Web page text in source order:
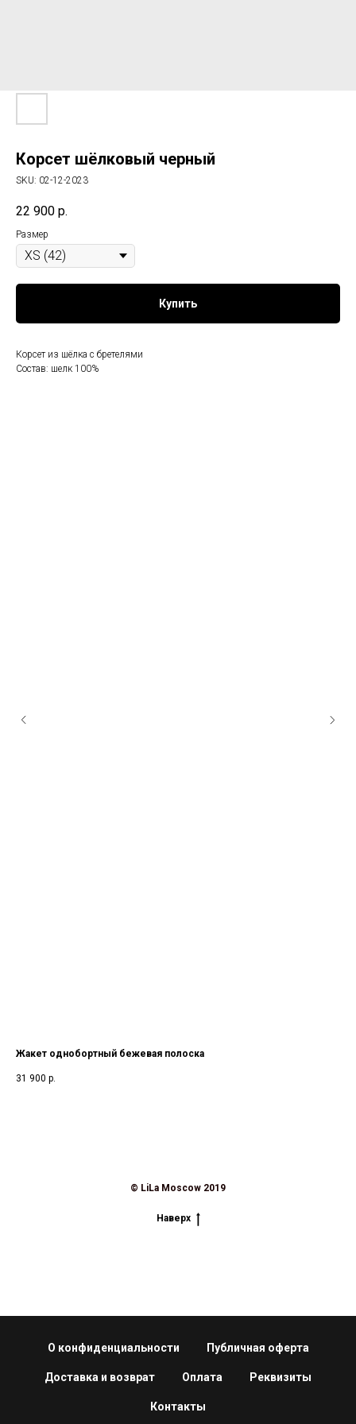
Корсет шёлковый черный
SKU: 02-12-2023
22 900 р.
Размер
Купить
Корсет из шёлка с бретелями
Состав: шелк 100%
Жакет однобортный бежевая полоска
31 900 р.
© LiLa Moscow 2019
Наверх
О конфиденциальности Публичная оферта
Доставка и возврат Оплата Реквизиты
Контакты